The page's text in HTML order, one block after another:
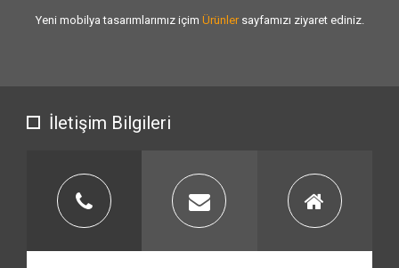
Sizlere vermiş olduğumuzhizmet kalitesiniartırmak için var gücümüzle
İletişim Bilgileri